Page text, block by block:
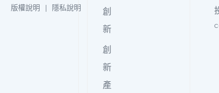
版權說明 | 隱私說明
創
新
創
新
產